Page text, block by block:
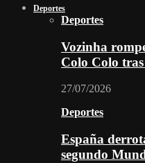
Deportes
Deportes
Vozinha
Colo Colo
27/07/2026
Deportes
España
segundo